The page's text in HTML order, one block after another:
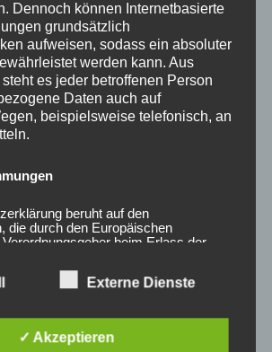
x 1,5
Kegelbund 60° Blau
50,00€ *
mit
5
Dennoch können Internetbasierte
grundsätzlich
aufweisen, sodass ein absoluter
werden kann. Aus
es jeder betroffenen Person
Daten auch auf
beispielsweise telefonisch, an
beruht auf den
die durch den Europäischen
beim Erlass der
soll sowohl für
als auch für unsere Kunden und
möchten wir vorab die
erläutern.
Externe Dienste
✓ Akzeptieren